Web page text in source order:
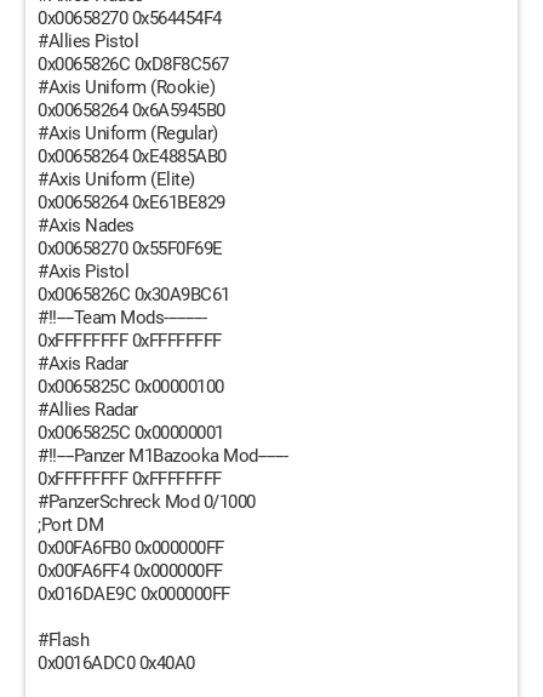
0x00658270 0x564454F4
#Allies Pistol
0x0065826C 0xD8F8C567
#Axis Uniform (Rookie)
0x00658264 0x6A5945B0
#Axis Uniform (Regular)
0x00658264 0xE4885AB0
#Axis Uniform (Elite)
0x00658264 0xE61BE829
#Axis Nades
0x00658270 0x55F0F69E
#Axis Pistol
0x0065826C 0x30A9BC61
#!!----Team Mods----------
0xFFFFFFFF 0xFFFFFFFF
#Axis Radar
0x0065825C 0x00000100
#Allies Radar
0x0065825C 0x00000001
#!!----Panzer M1Bazooka Mod-------
0xFFFFFFFF 0xFFFFFFFF
#PanzerSchreck Mod 0/1000
;Port DM
0x00FA6FB0 0x000000FF
0x00FA6FF4 0x000000FF
0x016DAE9C 0x000000FF
#Flash
0x0016ADC0 0x40A0